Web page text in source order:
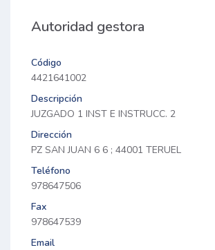
Autoridad gestora
Código
4421641002
Descripción
JUZGADO 1 INST E INSTRUCC. 2
Dirección
PZ SAN JUAN 6 6 ; 44001 TERUEL
Teléfono
978647506
Fax
978647539
Email